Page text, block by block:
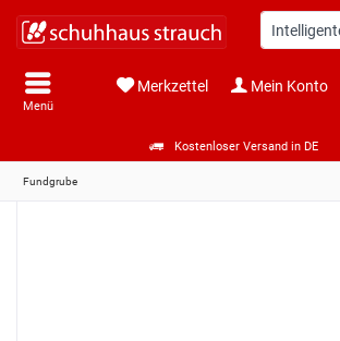
Kostenloser Versand in DE
Menü
Merkzettel Mein Konto
Fundgrube